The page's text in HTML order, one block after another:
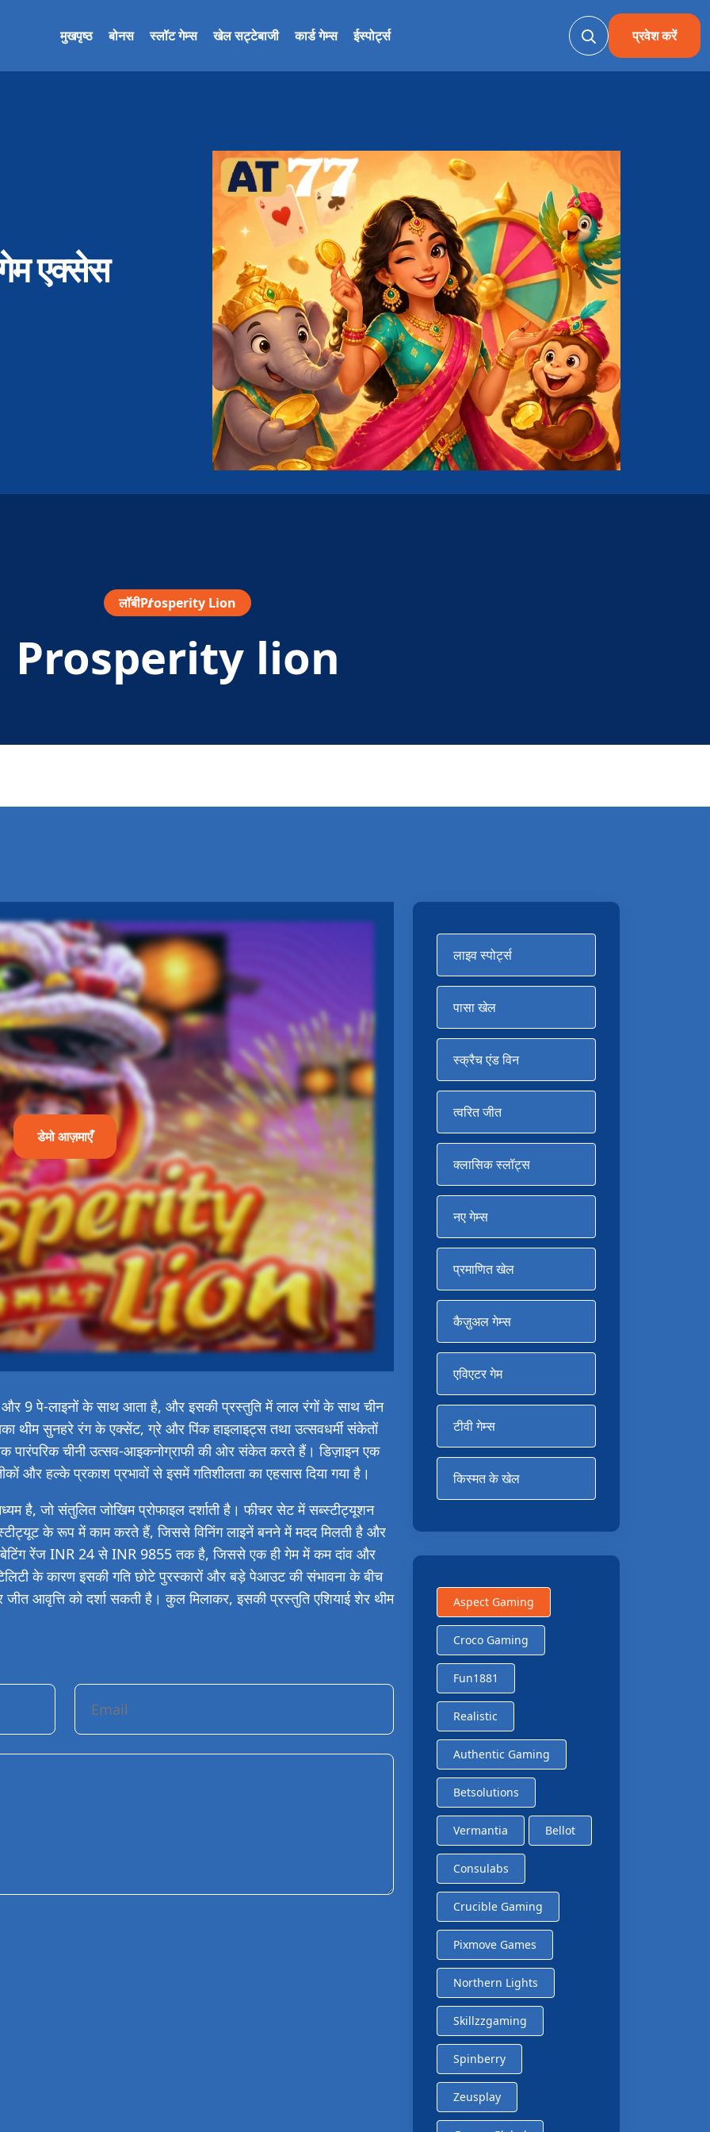
मुखपृष्ठ बोनस स्लॉट गेम्स खेल सट्टेबाजी कार्ड गेम्स ईस्पोर्ट्स प्रवेश करें
एक्सेस
लॉबीProsperity Lion
Prosperity lion
डेमो आज़माएँ
पे-लाइनों के साथ आता है, और इसकी प्रस्तुति में लाल रंगों के साथ चीन
थीम सुनहरे रंग के एक्सेंट, ग्रे और पिंक हाइलाइट्स तथा उत्सवधर्मी संकेतों
पारंपरिक चीनी उत्सव-आइकनोग्राफी की ओर संकेत करते हैं। डिज़ाइन एक
और हल्के प्रकाश प्रभावों से इसमें गतिशीलता का एहसास दिया गया है।
है, जो संतुलित जोखिम प्रोफाइल दर्शाती है। फीचर सेट में सब्स्टीट्यूशन
के रूप में काम करते हैं, जिससे विनिंग लाइनें बनने में मदद मिलती है और
बेटिंग रेंज INR 24 से INR 9855 तक है, जिससे एक ही गेम में कम दांव और
के कारण इसकी गति छोटे पुरस्कारों और बड़े पेआउट की संभावना के बीच
आवृत्ति को दर्शा सकती है। कुल मिलाकर, इसकी प्रस्तुति एशियाई शेर थीम
लाइव स्पोर्ट्स
पासा खेल
स्क्रैच एंड विन
त्वरित जीत
क्लासिक स्लॉट्स
नए गेम्स
प्रमाणित खेल
कैज़ुअल गेम्स
एविएटर गेम
टीवी गेम्स
किस्मत के खेल
Aspect Gaming
Croco Gaming
Fun1881
Realistic
Authentic Gaming
Betsolutions
Vermantia Bellot
Consulabs
Crucible Gaming
Pixmove Games
Northern Lights
Skillzzgaming
Spinberry
Zeusplay